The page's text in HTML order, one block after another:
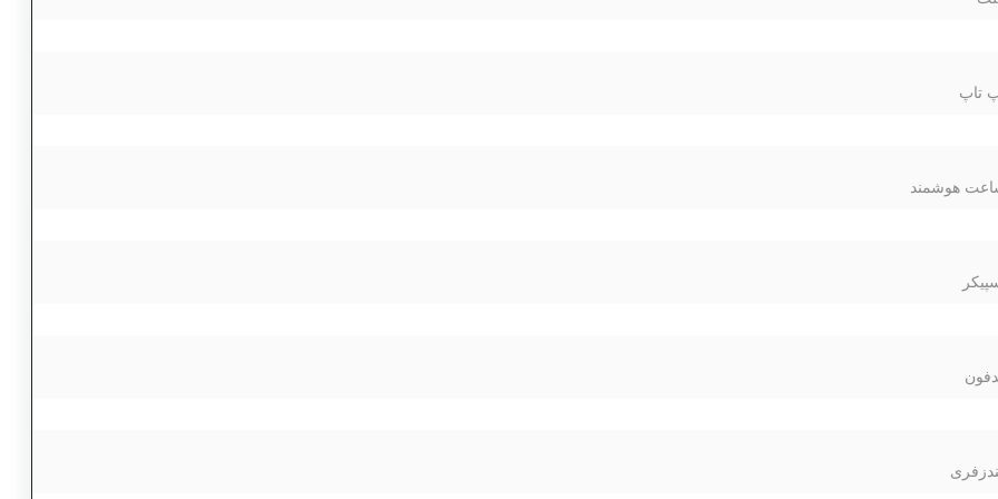
تاپ
هوشمند